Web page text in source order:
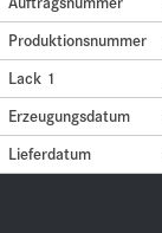
Produktionsnummer
Lack 1
Erzeugungsdatum
Lieferdatum